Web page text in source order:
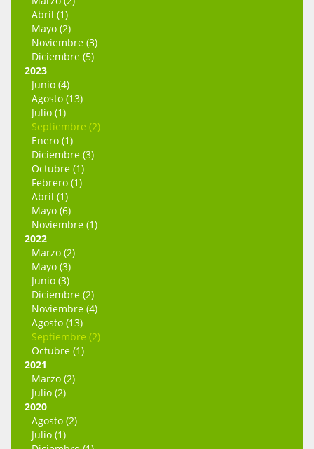
Abril (1)
Mayo (2)
Noviembre (3)
Diciembre (5)
2023
Junio (4)
Agosto (13)
Julio (1)
Septiembre (2)
Enero (1)
Diciembre (3)
Octubre (1)
Febrero (1)
Abril (1)
Mayo (6)
Noviembre (1)
2022
Marzo (2)
Mayo (3)
Junio (3)
Diciembre (2)
Noviembre (4)
Agosto (13)
Septiembre (2)
Octubre (1)
2021
Marzo (2)
Julio (2)
2020
Agosto (2)
Julio (1)